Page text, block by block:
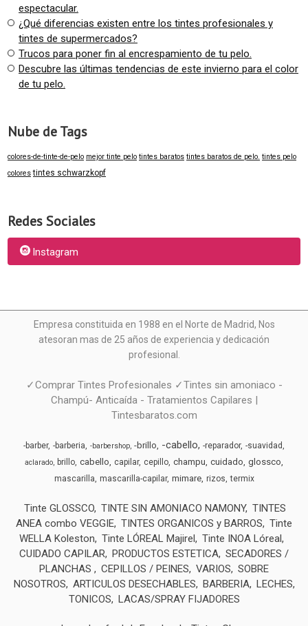
espectacular.
¿Qué diferencias existen entre los tintes profesionales y
tintes de supermercados?
Trucos para poner fin al encrespamiento de tu pelo.
Descubre las últimas tendencias de este invierno para el color
de tu pelo.
Nube de Tags
colores-de-tinte-de-pelo mejor tinte pelo tintes baratos tintes baratos de pelo. tintes pelo
colores tintes schwarzkopf
Redes Sociales
Instagram
Empresa constituida en 1988 en el Norte de Madrid, Nos
atesoran mas de 25 años de experiencia y dedicación
profesional.
✓Comprar Tintes Profesionales ✓Tintes sin amoniaco -
Champú- Anticaída - Tratamientos Capilares |
Tintesbaratos.com
-barber -barberia -barbershop -brillo -cabello -reparador -suavidad
aclarado brillo cabello capilar cepillo champu cuidado glossco
mascarilla mascarilla-capilar mimare rizos termix
Tinte GLOSSCO TINTE SIN AMONIACO NAMONY TINTES
ANEA combo VEGGIE TINTES ORGANICOS y BARROS
Tinte
WELLA Koleston
Tinte LÓREAL Majirel
Tinte INOA Lóreal
CUIDADO CAPILAR PRODUCTOS ESTETICA SECADORES /
PLANCHAS
CEPILLOS / PEINES VARIOS
SOBRE
NOSOTROS
ARTICULOS DESECHABLES BARBERIA LECHES,
TONICOS
LACAS/SPRAY FIJADORES